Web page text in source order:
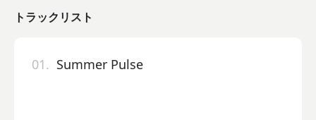
トラックリスト
01. Summer Pulse